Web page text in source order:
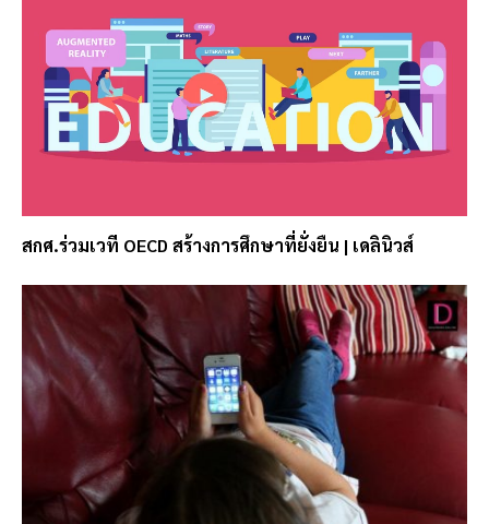
สกศ.ร่วมเวที OECD สร้างการศึกษาที่ยั่งยืน | เดลินิวส์